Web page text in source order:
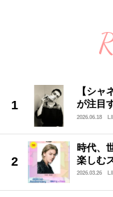
【シ
が注目
2026.06.18
時代、
楽しむ
2026.03.26